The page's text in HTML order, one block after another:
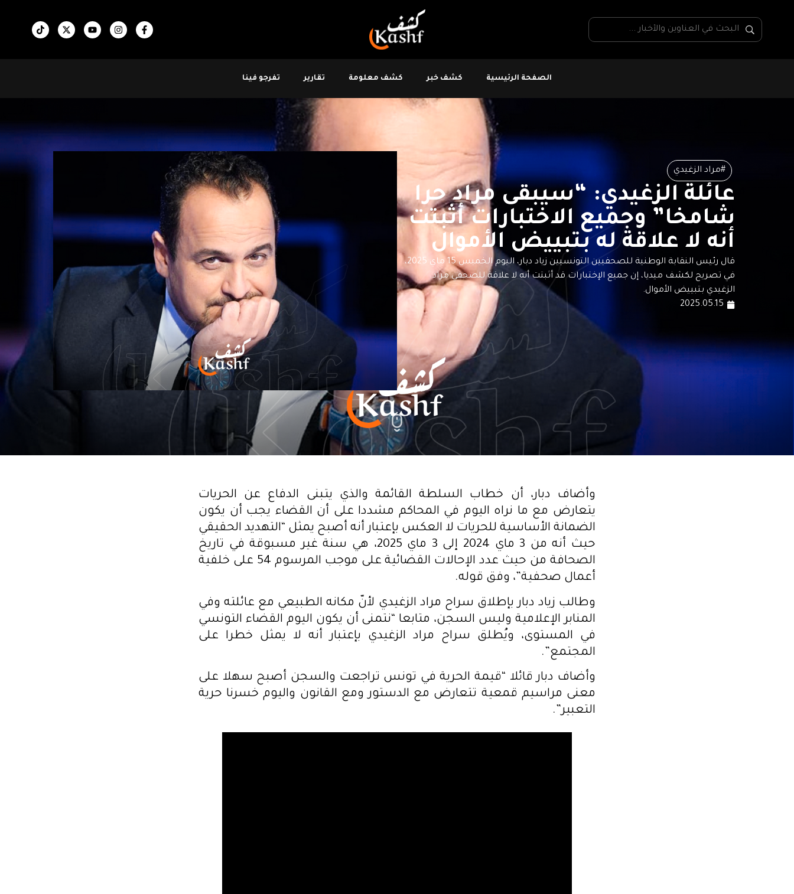
الصفحة الرئيسية كشف خبر كشف معلومة تقارير تفرجو فينا
#مراد الزغيدي
عائلة الزغيدي: “سيبقى مراد حرا
شامخا” وجميع الاختبارات أثبتت
أنه لا علاقة له بتبييض الأموال
قال رئيس النقابة الوطنية للصحفيين التونسيين زياد دبار، اليوم الخميس 15 ماي 2025،
في تصريح لكشف ميديا، إن جميع الإختبارات قد أثبتت أنه لا علاقة للصحفي مراد
الزغيدي بتبييض الأموال.
2025.05.15
وأضاف دبار، أن خطاب السلطة القائمة والذي يتبنى الدفاع عن الحريات
يتعارض مع ما نراه اليوم في المحاكم مشددا على أن القضاء يجب أن يكون
الضمانة الأساسية للحريات لا العكس بإعتبار أنه أصبح يمثل “التهديد الحقيقي
حيث أنه من 3 ماي 2024 إلى 3 ماي 2025، هي سنة غير مسبوقة في تاريخ
الصحافة من حيث عدد الإحالات القضائية على موجب المرسوم 54 على خلفية
أعمال صحفية”، وفق قوله.
وطالب زياد دبار بإطلاق سراح مراد الزغيدي لأنّ مكانه الطبيعي مع عائلته وفي
المنابر الإعلامية وليس السجن، متابعا “نتمنى أن يكون اليوم القضاء التونسي
في المستوى، ويُطلق سراح مراد الزغيدي بإعتبار أنه لا يمثل خطرا على
المجتمع”.
وأضاف دبار قائلا “قيمة الحرية في تونس تراجعت والسجن أصبح سهلا على
معنى مراسيم قمعية تتعارض مع الدستور ومع القانون واليوم خسرنا حرية
التعبير”.